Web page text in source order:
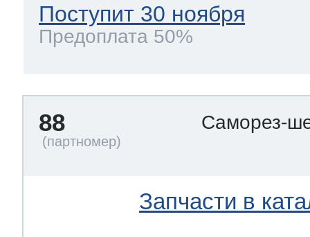
Поступит 30 ноября
Предоплата 50%
88 Саморез-
Запчасти в